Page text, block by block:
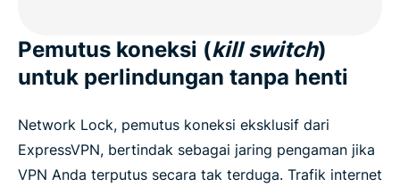
Pemutus koneksi (kill switch)
untuk perlindungan tanpa henti
Network Lock, pemutus koneksi eksklusif dari
ExpressVPN, bertindak sebagai jaring pengaman jika
VPN Anda terputus secara tak terduga. Trafik internet